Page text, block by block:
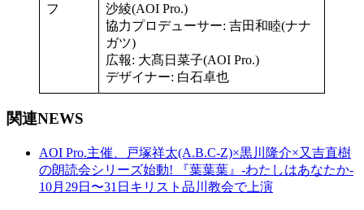
フ
沙綾(AOI Pro.)
協力プロデューサー: 吉田和睦(ナナ
ガツ)
広報: 大髙日菜子(AOI Pro.)
デザイナー: 白石卓也
関連NEWS
AOI Pro.主催、戸塚祥太(A.B.C-Z)×黒川隆介×又吉直樹
の朗読会シリーズ始動! 『葉葉葉』-わたしはあなたか-
10月29日〜31日キリスト品川教会で上演